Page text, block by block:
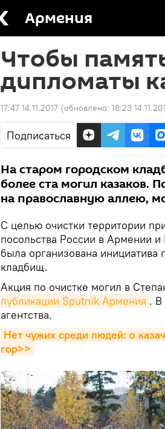
Армения
Чтобы
дипломаты
17:47 14.11.2017 (обновлено: 18:23
Подписаться
На старом городском
более ста могил казаков.
на православную аллею,
С целью очистки территории
посольства России в Армении и
была организована
кладбищ.
Акция по очистке могил в
публикации Sputnik Армения . В
агентства.
Нет чужих среди людей: о
гор>>